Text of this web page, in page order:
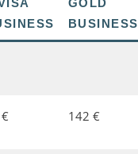
GOLD
BUSINESS
142 €